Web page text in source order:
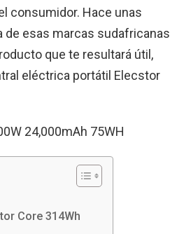
consumidor. Hace unas
de esas marcas sudafricanas
que te resultará útil,
eléctrica portátil Elecstor
24,000mAh 75WH
Core 314Wh